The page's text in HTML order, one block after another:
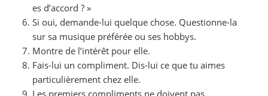
es d’accord ? »
Si oui, demande-lui quelque chose. Questionne-la
sur sa musique préférée ou ses hobbys.
Montre de l’intérêt pour elle.
Fais-lui un compliment. Dis-lui ce que tu aimes
particulièrement chez elle.
Les premiers compliments ne doivent pas